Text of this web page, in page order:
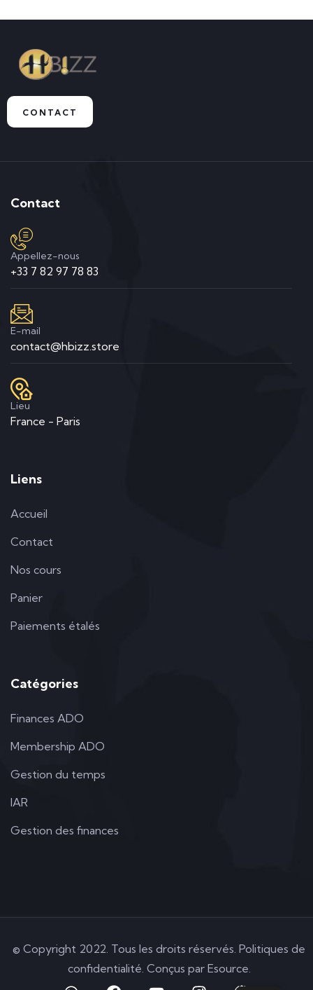
CONTACT
Contact
Appellez-nous
+33 7 82 97 78 83
E-mail
contact@hbizz.store
Lieu
France - Paris
Liens
Accueil
Contact
Nos cours
Panier
Paiements étalés
Catégories
Finances ADO
Membership ADO
Gestion du temps
IAR
Gestion des finances
© Copyright 2022. Tous les droits réservés. Politiques de
confidentialité. Conçus par Esource.